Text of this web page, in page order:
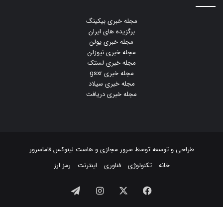
مجله خبری بیکینگ
برگزیده های ایران
مجله خبری یولن
مجله خبری نیوزلن
مجله خبری لستک
مجله خبری gsxr
مجله خبری سیلاد
مجله خبری دریافت
طراحی و توسعه توسط سرور مجازیو هاست لینوکسفاماسرور
خانه
تکنولوژی فناوری اینترنت رمز ارز
فیسبوک ایکس اینستاگرام